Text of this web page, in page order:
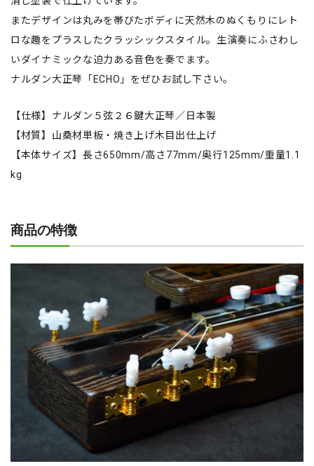
またデザインは丸みを帯びたボディに天然木のぬくもりにレト
ロな趣をプラスしたクラッシックスタイル。生演奏にふさわし
いダイナミックな迫力ある音色を奏でます。
ナルダン大正琴「ECHO」をぜひお試し下さい。
【仕様】ナルダン５弦２６鍵大正琴／日本製
【材質】山桑材単板・焼き上げ木目出仕上げ
【本体サイズ】長さ650mm/高さ77mm/奥行125mm/重量1.1
kg
商品の特徴